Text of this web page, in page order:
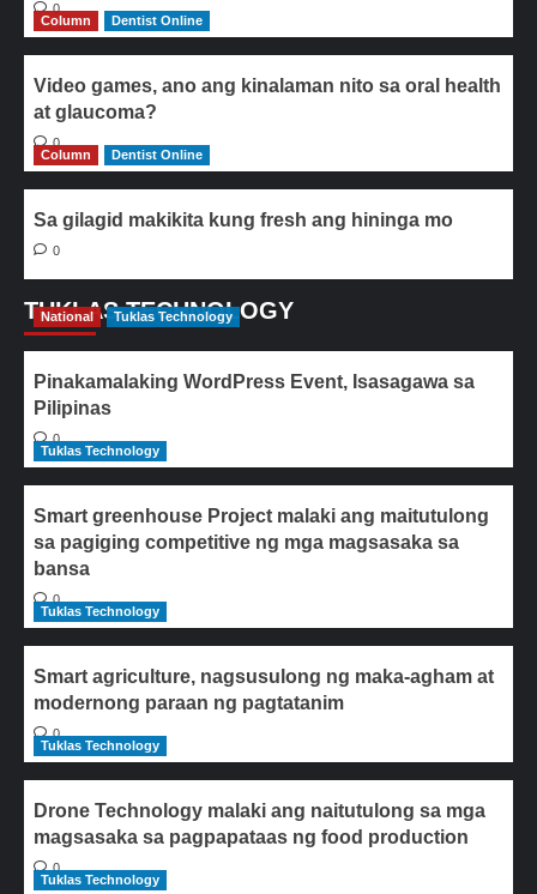
0
Column
Dentist Online
Video games, ano ang kinalaman nito sa oral health
at glaucoma?
0
Column
Dentist Online
Sa gilagid makikita kung fresh ang hininga mo
0
TUKLAS TECHNOLOGY
National Tuklas Technology
Pinakamalaking WordPress Event, Isasagawa sa
Pilipinas
0
Tuklas Technology
Smart greenhouse Project malaki ang maitutulong
sa pagiging competitive ng mga magsasaka sa
bansa
0
Tuklas Technology
Smart agriculture, nagsusulong ng maka-agham at
modernong paraan ng pagtatanim
0
Tuklas Technology
Drone Technology malaki ang naitutulong sa mga
magsasaka sa pagpapataas ng food production
0
Tuklas Technology